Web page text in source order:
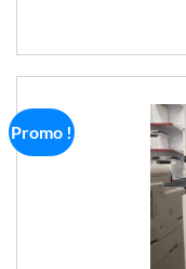
Promo !